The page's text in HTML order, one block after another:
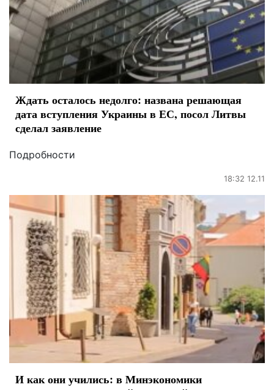
Ждать осталось недолго: названа решающая
дата вступления Украины в ЕС, посол Литвы
сделал заявление
Подробности
18:32 12.11
И как они учились: в Минэкономики